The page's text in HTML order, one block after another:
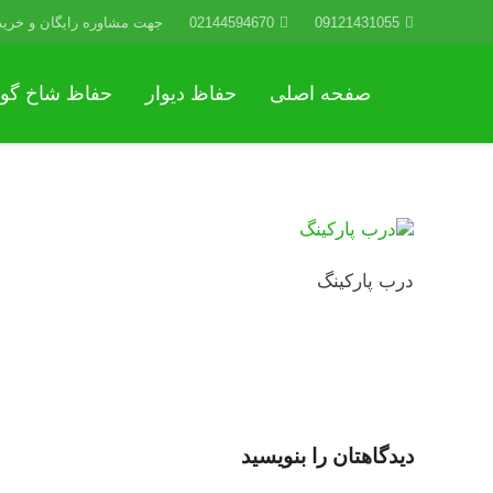
09121431055
02144594670 جهت مشاوره رایگان و
صفحه اصلی حفاظ دیوار حفاظ شاخ
درب پارکینگ
دیدگاهتان را بنویسید